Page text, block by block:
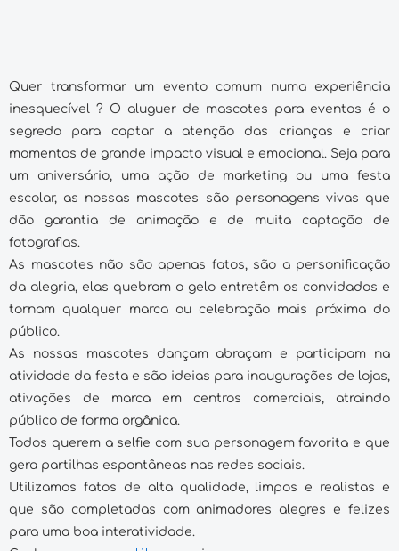
Quer transformar um evento comum numa experiência
inesquecível ? O aluguer de mascotes para eventos é o
segredo para captar a atenção das crianças e criar
momentos de grande impacto visual e emocional. Seja para
um aniversário, uma ação de marketing ou uma festa
escolar, as nossas mascotes são personagens vivas que
dão garantia de animação e de muita captação de
fotografias.
As mascotes não são apenas fatos, são a personificação
da alegria, elas quebram o gelo entretêm os convidados e
tornam qualquer marca ou celebração mais próxima do
público.
As nossas mascotes dançam abraçam e participam na
atividade da festa e são ideias para inaugurações de lojas,
ativações de marca em centros comerciais, atraindo
público de forma orgânica.
Todos querem a selfie com sua personagem favorita e que
gera partilhas espontâneas nas redes sociais.
Utilizamos fatos de alta qualidade, limpos e realistas e
que são completadas com animadores alegres e felizes
para uma boa interatividade.